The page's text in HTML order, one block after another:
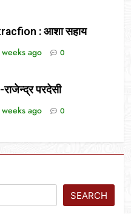
: आशा सहाय
ago 0
राजेन्द्र परदेसी
ago 0
SEARCH